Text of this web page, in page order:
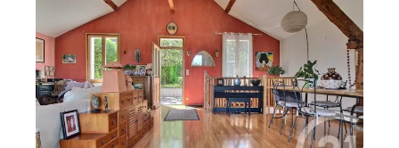
PUBLIER 74
131,90 m2, 4 pièces
Ref : 154486
Maison à vendre
569 000 €
Visiter le site dédié